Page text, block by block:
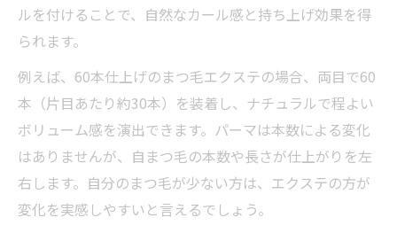
ルを付けることで、自然なカール感と持ち上げ効果を得
られます。
例えば、60本仕上げのまつ毛エクステの場合、両目で60
本（片目あたり約30本）を装着し、ナチュラルで程よい
ボリューム感を演出できます。パーマは本数による変化
はありませんが、自まつ毛の本数や長さが仕上がりを左
右します。自分のまつ毛が少ない方は、エクステの方が
変化を実感しやすいと言えるでしょう。